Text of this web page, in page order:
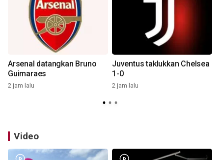
Arsenal datangkan Bruno
Guimaraes
2 jam lalu
Juventus taklukkan Chelsea
1-0
2 jam lalu
Video